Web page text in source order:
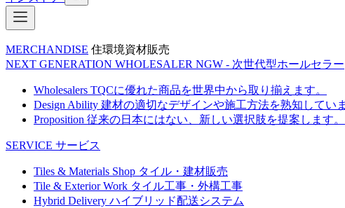
MERCHANDISE 住環境資材販売
NEXT GENERATION WHOLESALER NGW - 次世代型ホールセラー
Wholesalers TQCに優れた商品を世界中から取り揃えます。
Design Ability 建材の適切なデザインや施工方法を熟知していま
Proposition 従来の日本にはない、新しい選択肢を提案します。
SERVICE サービス
Tiles & Materials Shop タイル・建材販売
Tile & Exterior Work タイル工事・外構工事
Hybrid Delivery ハイブリッド配送システム